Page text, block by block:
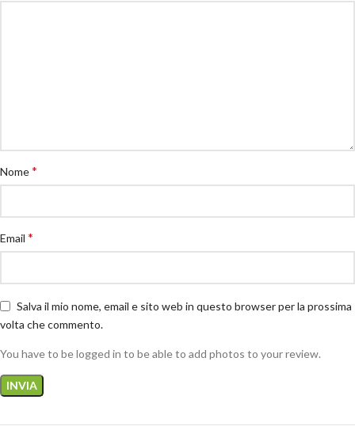
Nome*
Email *
Salva il mio nome, email e sito web in questo browser per la prossima
volta che commento.
You have to be logged in to be able to add photos to your review.